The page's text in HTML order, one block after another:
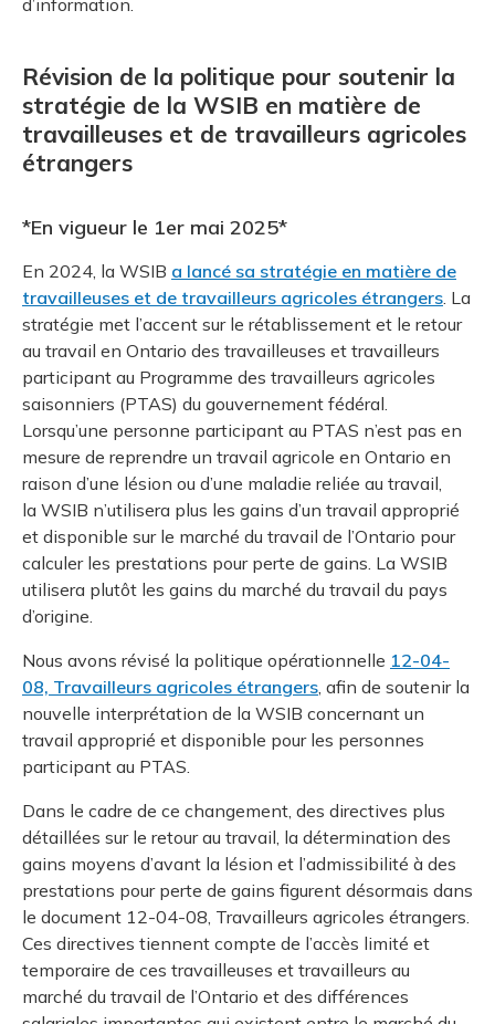
d’information.
Révision de la politique pour soutenir la
stratégie de la WSIB en matière de
travailleuses et de travailleurs agricoles
étrangers
*En vigueur le 1er mai 2025*
En 2024, la WSIB a lancé sa stratégie en matière de
travailleuses et de travailleurs agricoles étrangers. La
stratégie met l’accent sur le rétablissement et le retour
au travail en Ontario des travailleuses et travailleurs
participant au Programme des travailleurs agricoles
saisonniers (PTAS) du gouvernement fédéral.
Lorsqu’une personne participant au PTAS n’est pas en
mesure de reprendre un travail agricole en Ontario en
raison d’une lésion ou d’une maladie reliée au travail,
la WSIB n’utilisera plus les gains d’un travail approprié
et disponible sur le marché du travail de l’Ontario pour
calculer les prestations pour perte de gains. La WSIB
utilisera plutôt les gains du marché du travail du pays
d’origine.
Nous avons révisé la politique opérationnelle 12-04-
08, Travailleurs agricoles étrangers, afin de soutenir la
nouvelle interprétation de la WSIB concernant un
travail approprié et disponible pour les personnes
participant au PTAS.
Dans le cadre de ce changement, des directives plus
détaillées sur le retour au travail, la détermination des
gains moyens d’avant la lésion et l’admissibilité à des
prestations pour perte de gains figurent désormais dans
le document 12-04-08, Travailleurs agricoles étrangers.
Ces directives tiennent compte de l’accès limité et
temporaire de ces travailleuses et travailleurs au
marché du travail de l’Ontario et des différences